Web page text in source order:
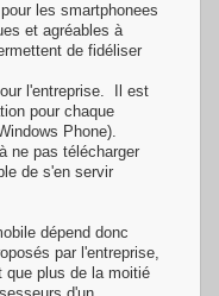
les smartphonees
et agréables à
de fidéliser
l'entreprise. Il est
pour chaque
Phone).
ne pas télécharger
de s'en servir
dépend donc
par l'entreprise,
plus de la moitié